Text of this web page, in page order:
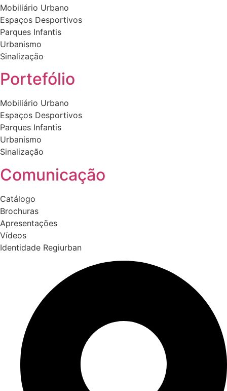
Mobiliário Urbano
Espaços Desportivos
Parques Infantis
Urbanismo
Sinalização
Portefólio
Mobiliário Urbano
Espaços Desportivos
Parques Infantis
Urbanismo
Sinalização
Comunicação
Catálogo
Brochuras
Apresentações
Vídeos
Identidade Regiurban